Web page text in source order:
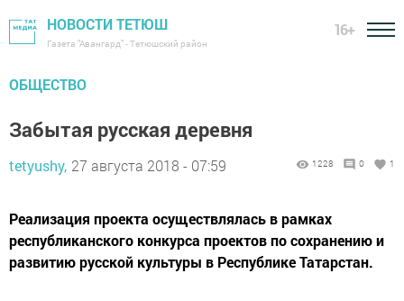
НОВОСТИ ТЕТЮШ
Газета "Авангард" - Тетюшский район
16+
ОБЩЕСТВО
Забытая русская деревня
tetyushy, 27 августа 2018 - 07:59 1228 0 1
Реализация проекта осуществлялась в рамках
республиканского конкурса проектов по сохранению и
развитию русской культуры в Республике Татарстан.